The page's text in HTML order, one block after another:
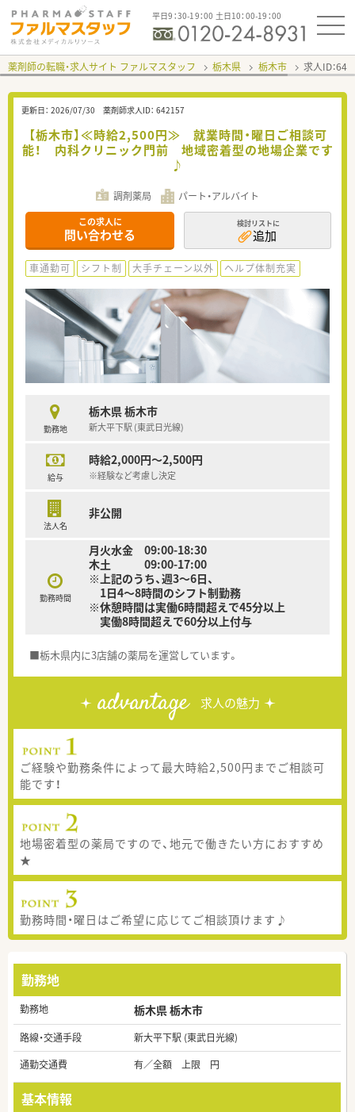
平日9：30-19：00 土日10：00-19：00
薬剤師の転職・求人サイト ファルマスタッフ 栃木県 栃木市 求人ID：
更新日： 2026/07/30 薬剤師求人ID： 642157
【栃木市】≪時給2,500円≫ 就業時間・曜日ご相談可
能！ 内科クリニック門前 地域密着型の地場企業です
♪
調剤薬局 パート・アルバイト
この求人に
問い合わせる
検討リストに
追加
車通勤可 シフト制 大手チェーン以外 ヘルプ体制充実
勤務地
栃木県 栃木市
新大平下駅 (東武日光線)
給与
時給2,000円～2,500円
※経験など考慮し決定
法人名
非公開
勤務時間
月火水金 09:00-18:30
木土 09:00-17:00
※上記のうち、週3～6日、
1日4～8時間のシフト制勤務
※休憩時間は実働6時間超えで45分以上
実働8時間超えで60分以上付与
■栃木県内に3店舗の薬局を運営しています。
advantage 求人の魅力
ご経験や勤務条件によって最大時給2,500円までご相談可
能です！
地場密着型の薬局ですので、地元で働きたい方におすすめ
★
勤務時間・曜日はご希望に応じてご相談頂けます♪
勤務地
勤務地 栃木県 栃木市
路線・交通手段
新大平下駅 (東武日光線)
通勤交通費
有／全額 上限 円
基本情報